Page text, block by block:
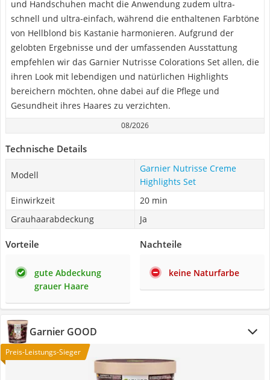
und Handschuhen macht die Anwendung zudem ultra-
schnell und ultra-einfach, während die enthaltenen Farbtöne
von Hellblond bis Kastanie harmonieren. Aufgrund der
gelobten Ergebnisse und der umfassenden Ausstattung
empfehlen wir das Garnier Nutrisse Colorations Set allen, die
ihren Look mit lebendigen und natürlichen Highlights
bereichern möchten, ohne dabei auf die Pflege und
Gesundheit ihres Haares zu verzichten.
08/2026
Technische Details
Modell
Garnier Nutrisse Creme
Highlights Set
Einwirkzeit
20 min
Grauhaarabdeckung
Ja
Vorteile
gute Abdeckung
grauer Haare
Nachteile
keine Naturfarbe
Garnier GOOD
Preis-Leistungs-Sieger